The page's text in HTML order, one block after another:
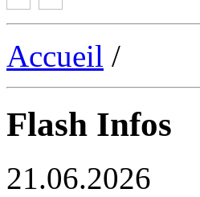
Accueil /
Flash Infos
21.06.2026